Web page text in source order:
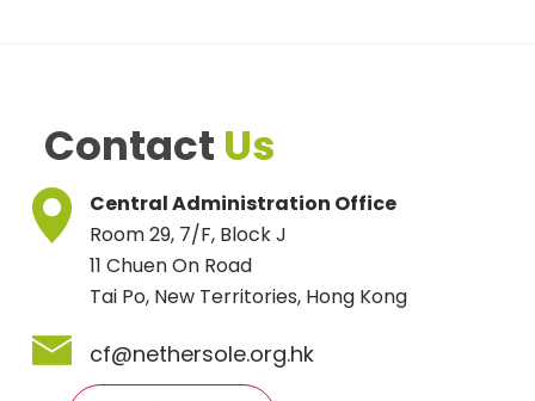
Contact Us
Central Administration Office
Room 29, 7/F, Block J
11 Chuen On Road
Tai Po, New Territories, Hong Kong
cf@nethersole.org.hk